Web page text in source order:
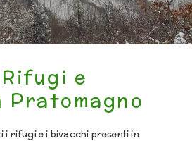
e
Pratomagno
i rifugi e i bivacchi presenti in